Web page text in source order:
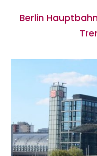
Berlin